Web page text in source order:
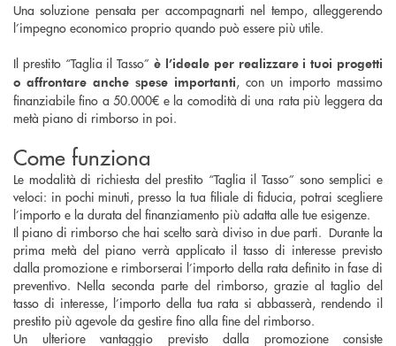
Una soluzione pensata per accompagnarti nel tempo, alleggerendo
l’impegno economico proprio quando può essere più utile.
Il prestito “Taglia il Tasso”è l’ideale per realizzare i tuoi progetti
o affrontare anche spese importanti, con un importo massimo
finanziabile fino a 50.000€ e la comodità di una rata più leggera da
metà piano di rimborso in poi.
Come funziona
Le modalità di richiesta del prestito “Taglia il Tasso” sono semplici e
veloci: in pochi minuti, presso la tua filiale di fiducia, potrai scegliere
l’importo e la durata del finanziamento più adatta alle tue esigenze.
Il piano di rimborso che hai scelto sarà diviso in due parti. Durante la
prima metà del piano verrà applicato il tasso di interesse previsto
dalla promozione e rimborserai l’importo della rata definito in fase di
preventivo. Nella seconda parte del rimborso, grazie al taglio del
tasso di interesse, l’importo della tua rata si abbasserà, rendendo il
prestito più agevole da gestire fino alla fine del rimborso.
Un ulteriore vantaggio previsto dalla promozione consiste